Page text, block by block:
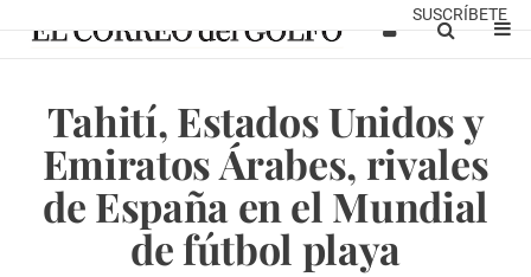
SUSCRÍBETE
Tahití, Estados Unidos y
Emiratos Árabes, rivales
de España en el Mundial
de fútbol playa